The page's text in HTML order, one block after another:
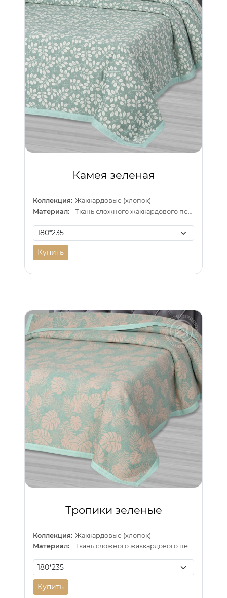
Камея зеленая
Коллекция: Жаккардовые (хлопок)
Материал:
Купить
Тропики зеленые
Коллекция: Жаккардовые (хлопок)
Материал:
Ткань сложного жаккардового переплетения внутри п/э нитка
Купить